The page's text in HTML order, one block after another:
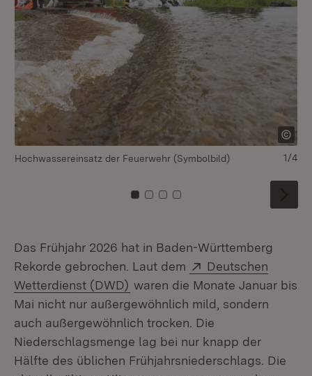
Hochwassereinsatz der Feuerwehr (Symbolbild)
Zu Kachel: 0
Zu Kachel: 1
Zu Kachel: 2
Zu Kachel: 3
1/4
Das Frühjahr 2026 hat in Baden-Württemberg
Rekorde gebrochen. Laut dem
Extern:
Deutschen
Wetterdienst (DWD) (Öffnet in neuem Fenster)
waren die Monate Januar bis
Mai nicht nur außergewöhnlich mild, sondern
auch außergewöhnlich trocken. Die
Niederschlagsmenge lag bei nur knapp der
Hälfte des üblichen Frühjahrsniederschlags. Die